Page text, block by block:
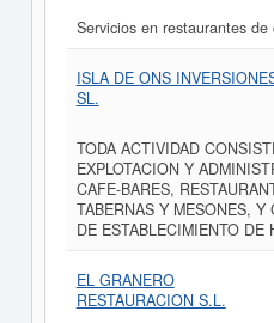
Servicios en restaurantes
ISLA DE ONS
SL.
TODA ACTIVIDAD
EXPLOTACION Y
CAFE-BARES,
TABERNAS Y MESONES,
DE ESTABLECIMIENTO DE
EL GRANERO
RESTAURACION S.L.